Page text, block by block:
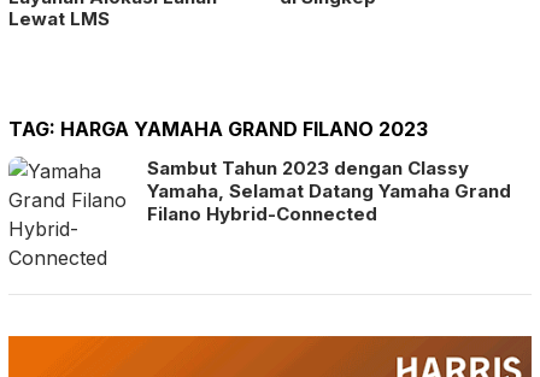
Lewat LMS
TAG: HARGA YAMAHA GRAND FILANO 2023
Sambut Tahun 2023 dengan Classy
Yamaha, Selamat Datang Yamaha Grand
Filano Hybrid-Connected